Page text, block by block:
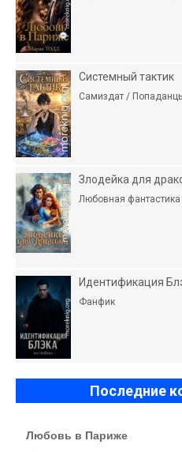
Системный тактик
Самиздат /
Злодейка для
Любовная
Идентификация
Фанфик
Последние
Любовь в Париже